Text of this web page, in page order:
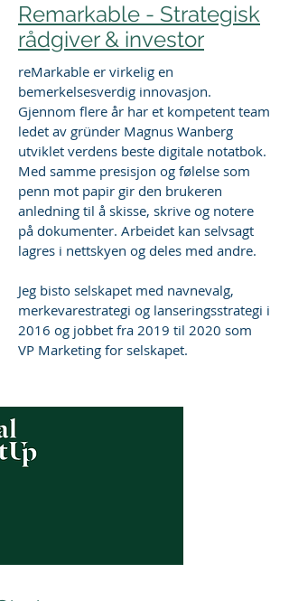
Remarkable - Strategisk
rådgiver & investor
reMarkable er virkelig en
bemerkelsesverdig innovasjon.
Gjennom flere år har et kompetent team
ledet av gründer Magnus Wanberg
utviklet verdens beste digitale notatbok.
Med samme presisjon og følelse som
penn mot papir gir den brukeren
anledning til å skisse, skrive og notere
på dokumenter. Arbeidet kan selvsagt
lagres i nettskyen og deles med andre.
Jeg bisto selskapet med navnevalg,
merkevarestrategi og lanseringsstrategi i
2016 og jobbet fra 2019 til 2020 som
VP Marketing for selskapet.